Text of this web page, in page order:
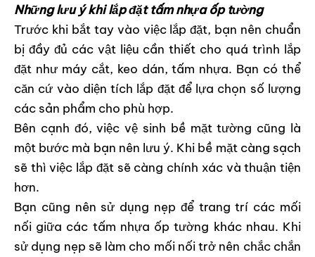
Những lưu ý khi lắp đặt tấm nhựa ốp tường
Trước khi bắt tay vào việc lắp đặt, bạn nên chuẩn
bị đầy đủ các vật liệu cần thiết cho quá trình lắp
đặt như máy cắt, keo dán, tấm nhựa. Bạn có thể
căn cứ vào diện tích lắp đặt để lựa chọn số lượng
các sản phẩm cho phù hợp.
Bên cạnh đó, việc vệ sinh bề mặt tường cũng là
một bước mà bạn nên lưu ý. Khi bề mặt càng sạch
sẽ thì việc lắp đặt sẽ càng chính xác và thuận tiện
hơn.
Bạn cũng nên sử dụng nẹp để trang trí các mối
nối giữa các tấm nhựa ốp tường khác nhau. Khi
sử dụng nẹp sẽ làm cho mối nối trở nên chắc chắn